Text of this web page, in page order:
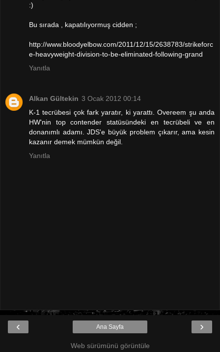
:)
Bu sırada , kapatılıyormuş cidden ;
http://www.bloodyelbow.com/2011/12/15/2638783/strikeforc
e-heavyweight-division-to-be-eliminated-following-grand
Yanıtla
Alkan Gültekin 3 Ocak 2012 00:14
K-1 tecrübesi çok fark yaratır, ki yarattı. Overeem şu anda
HW'nin top contender statüsündeki en tecrübeli ve en
donanımlı adamı. JDS'e büyük problem çıkarır, ama kesin
kazanır demek mümkün değil.
Yanıtla
‹ ›
Ana Sayfa
Web sürümünü görüntüle